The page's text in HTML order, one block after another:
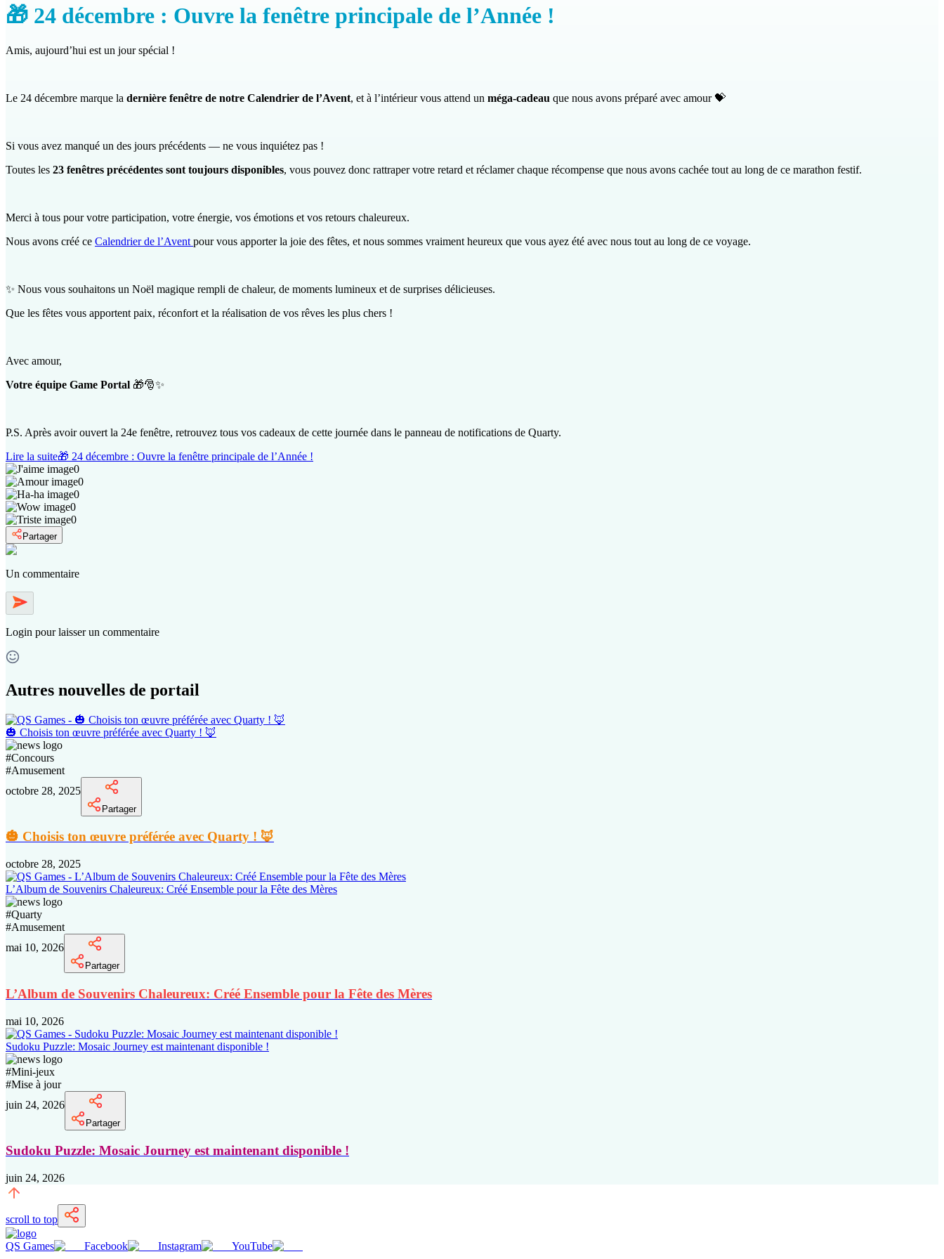
🎁 24 décembre : Ouvre la fenêtre principale de l’Année !
Amis, aujourd’hui est un jour spécial !
Le 24 décembre marque la dernière fenêtre de notre Calendrier de l’Avent, et à l’intérieur vous attend un méga-cadeau que nous avons préparé avec amour 💝
Si vous avez manqué un des jours précédents — ne vous inquiétez pas !
Toutes les 23 fenêtres précédentes sont toujours disponibles, vous pouvez donc rattraper votre retard et réclamer chaque récompense que nous avons cachée tout au long de ce marathon festif.
Merci à tous pour votre participation, votre énergie, vos émotions et vos retours chaleureux.
Nous avons créé ce Calendrier de l’Avent pour vous apporter la joie des fêtes, et nous sommes vraiment heureux que vous ayez été avec nous tout au long de ce voyage.
✨ Nous vous souhaitons un Noël magique rempli de chaleur, de moments lumineux et de surprises délicieuses.
Que les fêtes vous apportent paix, réconfort et la réalisation de vos rêves les plus chers !
Avec amour,
Votre équipe Game Portal 🎁🎅✨
P.S. Après avoir ouvert la 24e fenêtre, retrouvez tous vos cadeaux de cette journée dans le panneau de notifications de Quarty.
Lire la suite🎁 24 décembre : Ouvre la fenêtre principale de l’Année !
0
0
0
0
0
Partager
Un commentaire
Login pour laisser un commentaire
Autres nouvelles de portail
🎃 Choisis ton œuvre préférée avec Quarty ! 🦊
#Concours
#Amusement
octobre 28, 2025
Partager
🎃 Choisis ton œuvre préférée avec Quarty ! 🦊
octobre 28, 2025
L’Album de Souvenirs Chaleureux: Créé Ensemble pour la Fête des Mères
#Quarty
#Amusement
mai 10, 2026
Partager
L’Album de Souvenirs Chaleureux: Créé Ensemble pour la Fête des Mères
mai 10, 2026
Sudoku Puzzle: Mosaic Journey est maintenant disponible !
#Mini-jeux
#Mise à jour
juin 24, 2026
Partager
Sudoku Puzzle: Mosaic Journey est maintenant disponible !
juin 24, 2026
scroll to top
QS Games Facebook Instagram YouTube